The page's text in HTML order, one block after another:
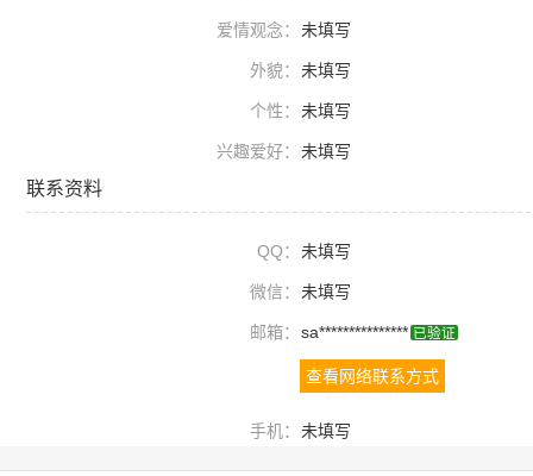
爱情观念： 未填写
外貌： 未填写
个性： 未填写
兴趣爱好： 未填写
联系资料
QQ： 未填写
微信： 未填写
邮箱： sa*************** 已验证
查看网络联系方式
手机： 未填写